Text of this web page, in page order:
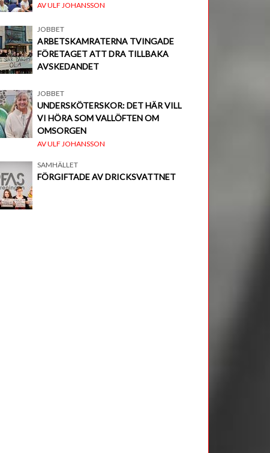
AV ULF JOHANSSON
JOBBET
ARBETSKAMRATERNA TVINGADE
FÖRETAGET ATT DRA TILLBAKA
AVSKEDANDET
JOBBET
UNDERSKÖTERSKOR: DET HÄR VILL
VI HÖRA SOM VALLÖFTEN OM
OMSORGEN
AV ULF JOHANSSON
SAMHÄLLET
FÖRGIFTADE AV DRICKSVATTNET